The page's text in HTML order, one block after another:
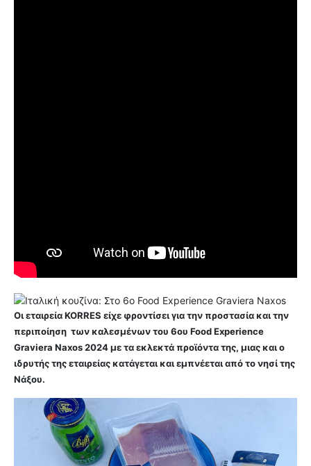
Οι εταιρεία KORRES είχε φροντίσει για την προστασία και την
περιποίηση των καλεσμένων του 6ου Food Experience
Graviera Naxos 2024 με τα εκλεκτά προϊόντα της, μιας και ο
ιδρυτής της εταιρείας κατάγεται και εμπνέεται από το νησί της
Νάξου.